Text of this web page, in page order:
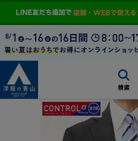
検索